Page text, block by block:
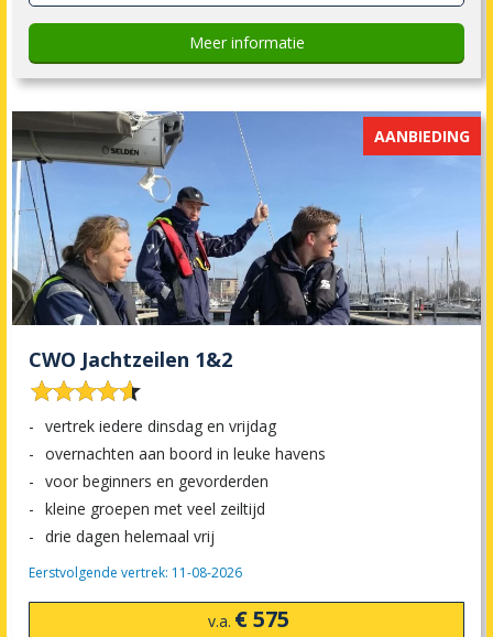
Meer informatie
AANBIEDING
CWO Jachtzeilen 1&2


vertrek iedere dinsdag en vrijdag
overnachten aan boord in leuke havens
voor beginners en gevorderden
kleine groepen met veel zeiltijd
drie dagen helemaal vrij
Eerstvolgende vertrek: 11-08-2026
v.a. € 575